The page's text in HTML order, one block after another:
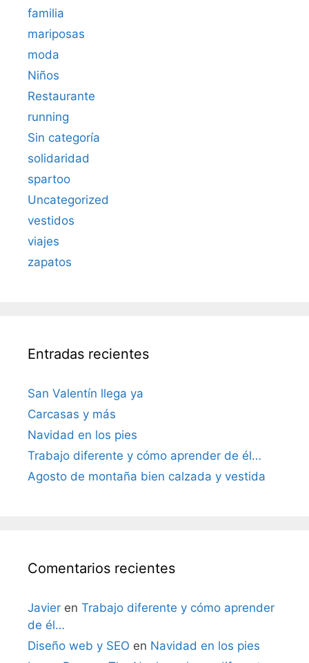
familia
mariposas
moda
Niños
Restaurante
running
Sin categoría
solidaridad
spartoo
Uncategorized
vestidos
viajes
zapatos
Entradas recientes
San Valentín llega ya
Carcasas y más
Navidad en los pies
Trabajo diferente y cómo aprender de él…
Agosto de montaña bien calzada y vestida
Comentarios recientes
Javier en Trabajo diferente y cómo aprender
de él…
Diseño web y SEO en Navidad en los pies